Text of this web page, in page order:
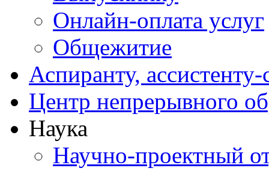
Онлайн-оплата услуг
Общежитие
Аспиранту,
Центр непрерывного
Наука
Научно-проектный